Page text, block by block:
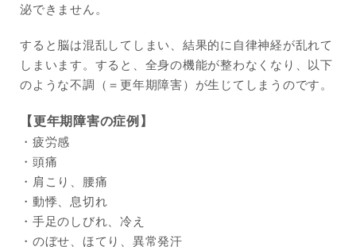
泌できません。
すると脳は混乱してしまい、結果的に自律神経が乱れて
しまいます。すると、全身の機能が整わなくなり、以下
のような不調（＝更年期障害）が生じてしまうのです。
【更年期障害の症例】
・疲労感
・頭痛
・肩こり、腰痛
・動悸、息切れ
・手足のしびれ、冷え
・のぼせ、ほてり、異常発汗